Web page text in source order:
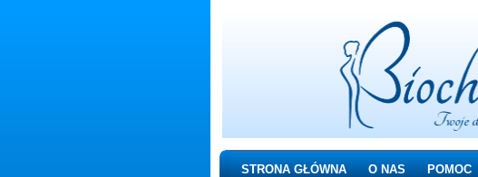
STRONA GŁÓWNA O NAS POMOC